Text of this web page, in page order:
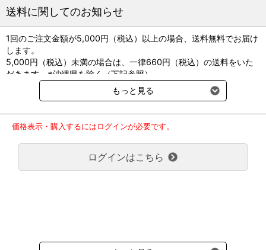
【関連商品はこちら】
⇒マジカルシーツＣＡＴＳ システムトイレ用シート
⇒マジカルサンド 超清潔 システムトイレ用
⇒マジカルサンドひのき システムトイレ用猫砂
＜マジカルサンド超清潔 システムトイレ用＞
●主材：再生パルプ、ゼオライト、重曹
●内容量：４L
●日本製
送料に関してのお知らせ
1回のご注文金額が5,000円（税込）以上の場合、送料無料でお届け
します。
5,000円（税込）未満の場合は、一律660円（税込）の送料をいた
だきます。※沖縄県を除く（下記参照）
※2017年11月14日（火）より沖縄県へのお届けにつきましては、1
回のご注文金額（税込）が、30,000円以上で配送無料となります。
ご了承のほどよろしくお願い致します。
弊社都合でお届けが２回以上に分かれる場合の送料負担は、１回分
のみで新たな送料は発生しません。
大型商品送料が必要な商品をご注文の場合は、大型商品送料のみご
負担頂きます。
受けます。
もっと見る
価格表示・購入するにはログインが必要です。
ログインはこちら